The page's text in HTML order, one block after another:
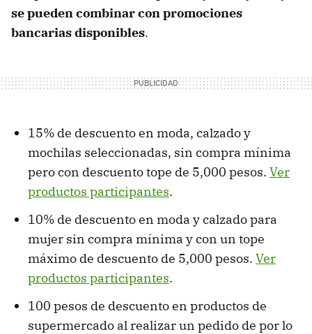
se pueden combinar con promociones
bancarias disponibles.
15% de descuento en moda, calzado y
mochilas seleccionadas, sin compra mínima
pero con descuento tope de 5,000 pesos. Ver
productos participantes.
10% de descuento en moda y calzado para
mujer sin compra mínima y con un tope
máximo de descuento de 5,000 pesos. Ver
productos participantes.
100 pesos de descuento en productos de
supermercado al realizar un pedido de por lo